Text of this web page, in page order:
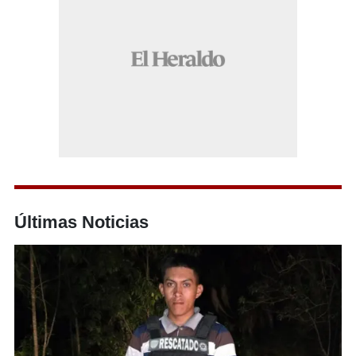
Últimas Noticias